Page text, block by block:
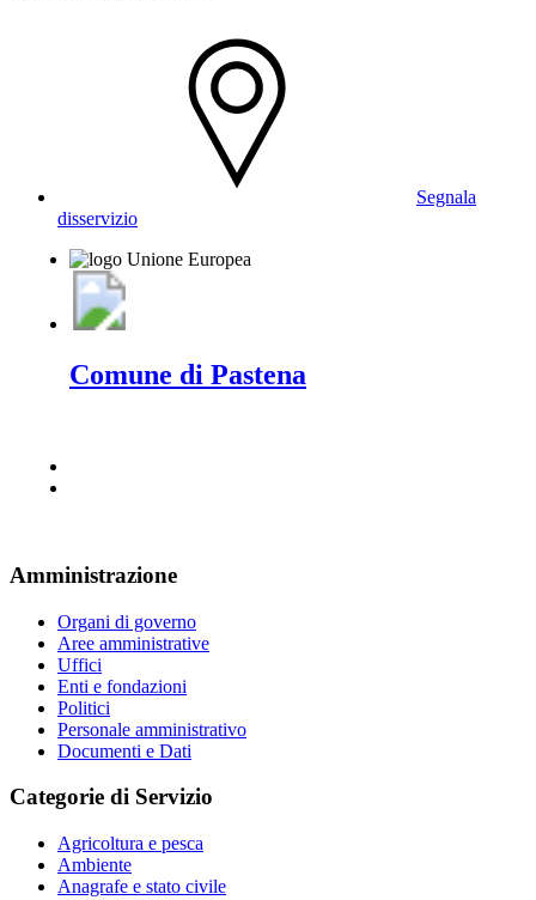
Segnala
disservizio
Comune di Pastena
Amministrazione
Organi di governo
Aree amministrative
Uffici
Enti e fondazioni
Politici
Personale amministrativo
Documenti e Dati
Categorie di Servizio
Agricoltura e pesca
Ambiente
Anagrafe e stato civile